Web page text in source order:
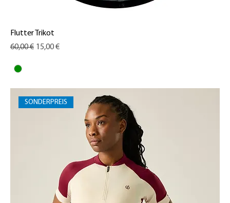
Flutter Trikot
Standardpreis
60,00 € Sale-Preis
15,00 €
SONDERPREIS